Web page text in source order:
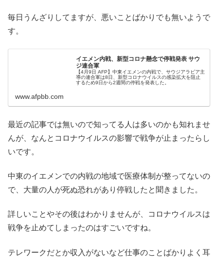
毎日うんざりしてますが、悪いことばかりでも無いようで
す。
イエメン内戦、新型コロナ懸念で停戦発表 サウ
ジ連合軍
【4月9日 AFP】中東イエメンの内戦で、サウジアラビア主
導の連合軍は8日、新型コロナウイルスの感染拡大を阻止
するため9日から2週間の停戦を発表した。
www.afpbb.com
最近の記事では無いので知ってる人は多いのかも知れませ
んが、なんとコロナウイルスの影響で戦争が止まったらし
いです。
中東のイエメンでの内戦の地域で医療体制が整ってないの
で、大量の人が死ぬ恐れがあり停戦したと聞きました。
詳しいことやその後はわかりませんが、コロナウイルスは
戦争を止めてしまったのはすごいですね。
テレワークだとか収入がないなど仕事のことばかりよく耳